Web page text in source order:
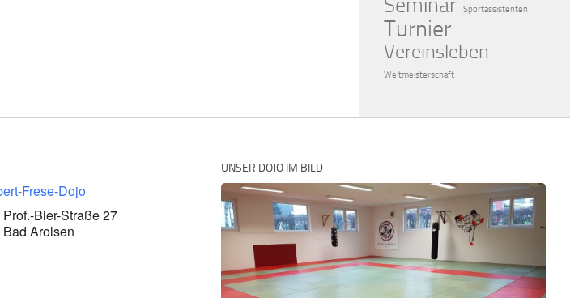
Seminar Sportassistenten
Turnier
Vereinsleben
Weltmeisterschaft
Frese-Dojo
Prof.-Bier-Straße 27
Bad Arolsen
UNSER DOJO IM BILD